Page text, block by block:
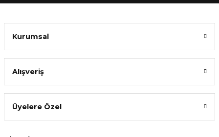
Kurumsal
Alışveriş
Üyelere Özel